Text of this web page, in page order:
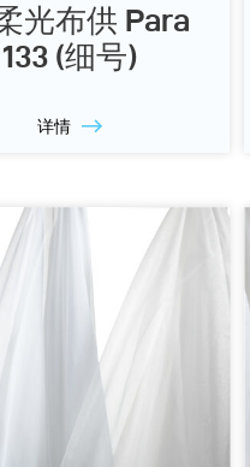
光布供 Para
133 (细号)
详情